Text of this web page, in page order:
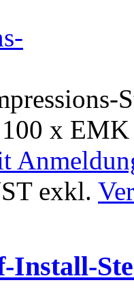
x EMK
exkl.
Install-